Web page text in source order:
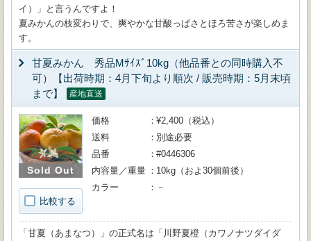
イ）」と言うんですよ！
夏みかんの枝変わりで、爽やかな甘酸っぱさとほろ苦さが楽しめま
す。
甘夏みかん 秀品Mｻｲｽﾞ10kg（他品番との同時購入不
可）【出荷時期：4月下旬より順次 / 販売時期：5月末頃
まで】
産地直送
Sold Out
比較する
価格
¥2,400（税込）
送料
別途必要
品番
#0446306
内容量／重量
10kg（およ30個前後）
カラー
－
「甘夏（あまなつ）」の正式名は「川野夏橙（カワノナツダイダ